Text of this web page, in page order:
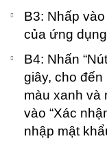
B3: Nhấp
của ứng
B4: Nhấn
giây, cho
màu xanh và
vào “Xác
nhập mật